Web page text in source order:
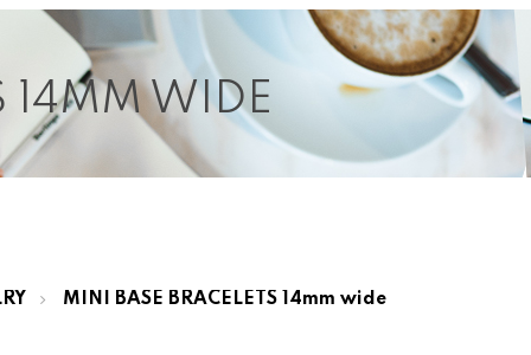
14MM WIDE
MINI BASE BRACELETS 14mm wide